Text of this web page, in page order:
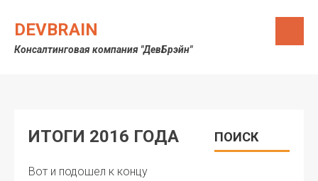
DEVBRAIN
Консалтинговая компания "ДевБрэйн"
ИТОГИ 2016 ГОДА
Вот и подошел к концу
ПОИСК